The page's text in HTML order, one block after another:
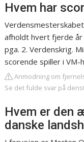
Hvem har
afholdt hvert fjerde
pga. 2. Verdenskrig.
scorende spiller i VM-
Anmodning om
Se det fulde svar på
Hvem er den
danske